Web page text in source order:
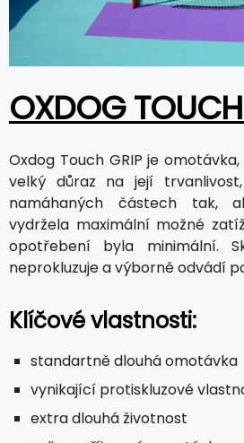
OXDOG
Oxdog Touch GRIP je
velký důraz na její
namáhaných částech tak,
vydržela maximální možné
opotřebení byla minimální.
neprokluzuje a výborně odvádí
Klíčové vlastnosti:
standartně dlouhá omotávka
vynikající protiskluzové
extra dlouhá životnost